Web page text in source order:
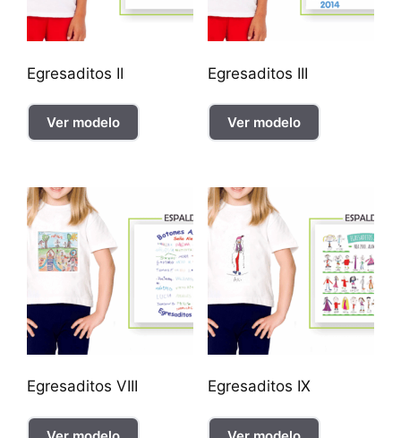
Egresaditos II
Ver modelo
Egresaditos III
Ver modelo
Egresaditos VIII Egresaditos IX